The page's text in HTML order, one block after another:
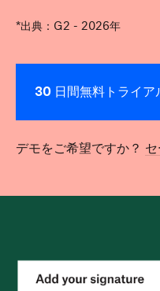
*出典：G2 - 2026年
30 日間無料トライア
デモをご希望ですか？